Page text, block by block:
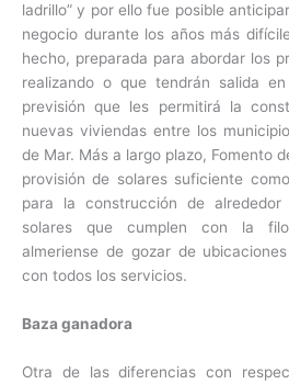
ladrillo” y por ello fue posible
negocio durante los años más
hecho, preparada para abordar los
realizando o que tendrán salida
previsión que les permitirá la
nuevas viviendas entre los
de Mar. Más a largo plazo, Fomento
provisión de solares suficiente
para la construcción de
solares que cumplen con la
almeriense de gozar de
con todos los servicios.
Baza ganadora
Otra de las diferencias con